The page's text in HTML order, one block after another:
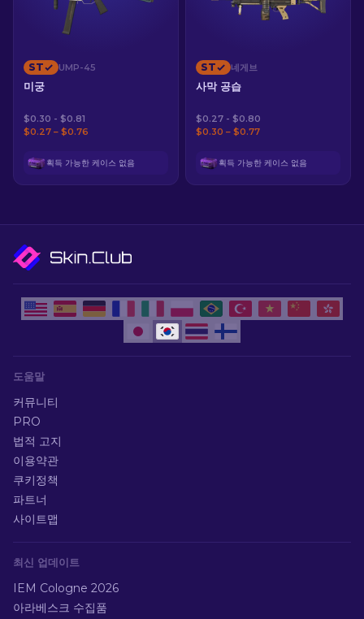
ST UMP-45
미궁
$0.30 - $0.81
$0.27 – $0.76
획득 가능한 케이스 없음
ST 네게브
사막 공습
$0.27 - $0.80
$0.30 – $0.77
획득 가능한 케이스 없음
도움말
커뮤니티
PRO
법적 고지
이용약관
쿠키정책
파트너
사이트맵
최신 업데이트
IEM Cologne 2026
아라베스크 수집품